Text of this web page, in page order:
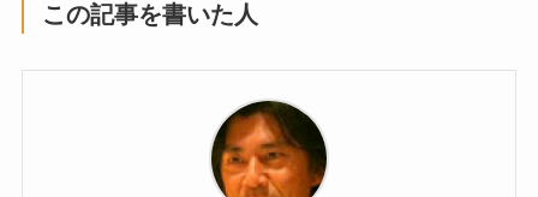
この記事を書いた人